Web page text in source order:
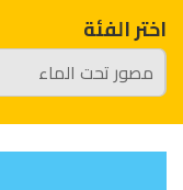
اختر الفئة